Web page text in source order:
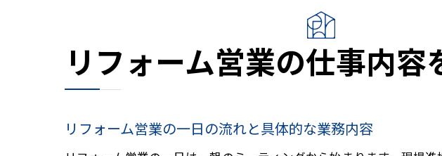
リフォーム営業の仕事内容
リフォーム営業の一日の流れと具体的な業務内容